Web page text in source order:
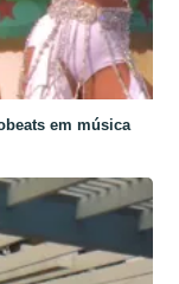
em música